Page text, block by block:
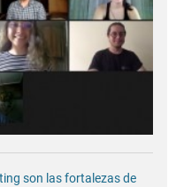
son las fortalezas de